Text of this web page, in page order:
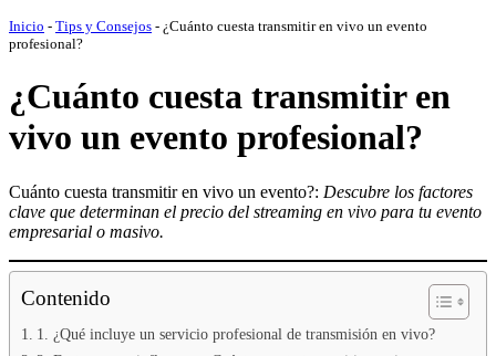
Inicio - Tips y Consejos - ¿Cuánto cuesta transmitir en vivo un evento
profesional?
¿Cuánto cuesta transmitir en
vivo un evento profesional?
Cuánto cuesta transmitir en vivo un evento?: Descubre los factores
clave que determinan el precio del streaming en vivo para tu evento
empresarial o masivo.
Contenido
1. ¿Qué incluye un servicio profesional de transmisión en vivo?